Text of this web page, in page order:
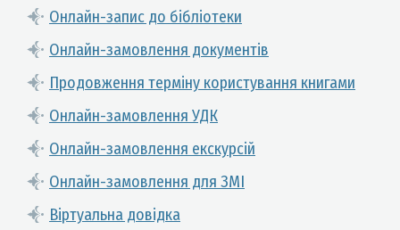
Онлайн-запис до бібліотеки
Онлайн-замовлення документів
Продовження терміну користування книгами
Онлайн-замовлення УДК
Онлайн-замовлення екскурсій
Онлайн-замовлення для ЗМІ
Віртуальна довідка